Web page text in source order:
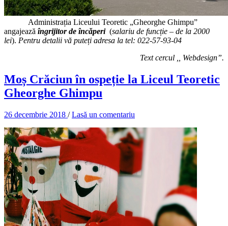
Administrația Liceului Teoretic „Gheorghe Ghimpu”
angajează îngrijitor de încăperi (salariu de funcție – de la 2000
lei). Pentru detalii vă puteți adresa la tel: 022-57-93-04
Textcercul ,, Webdesign”.
Moș Crăciun în ospeție la Liceul Teoretic
Gheorghe Ghimpu
26 decembrie 2018 /Lasă un comentariu